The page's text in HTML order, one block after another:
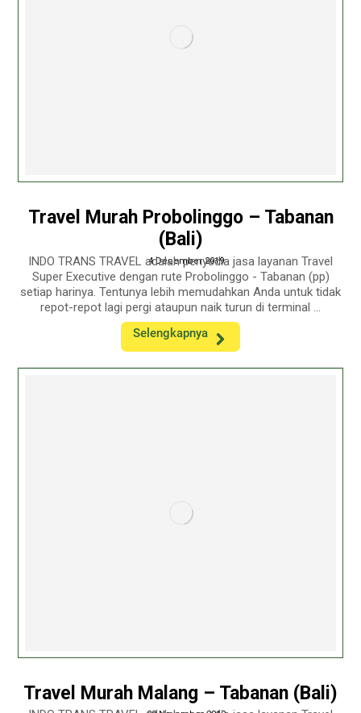
Travel Murah Probolinggo – Tabanan
(Bali)
4 December 2019
INDO TRANS TRAVEL adalah penyedia jasa layanan Travel
Super Executive dengan rute Probolinggo - Tabanan (pp)
setiap harinya. Tentunya lebih memudahkan Anda untuk tidak
repot-repot lagi pergi ataupun naik turun di terminal ...
Selengkapnya
Travel Murah Malang – Tabanan (Bali)